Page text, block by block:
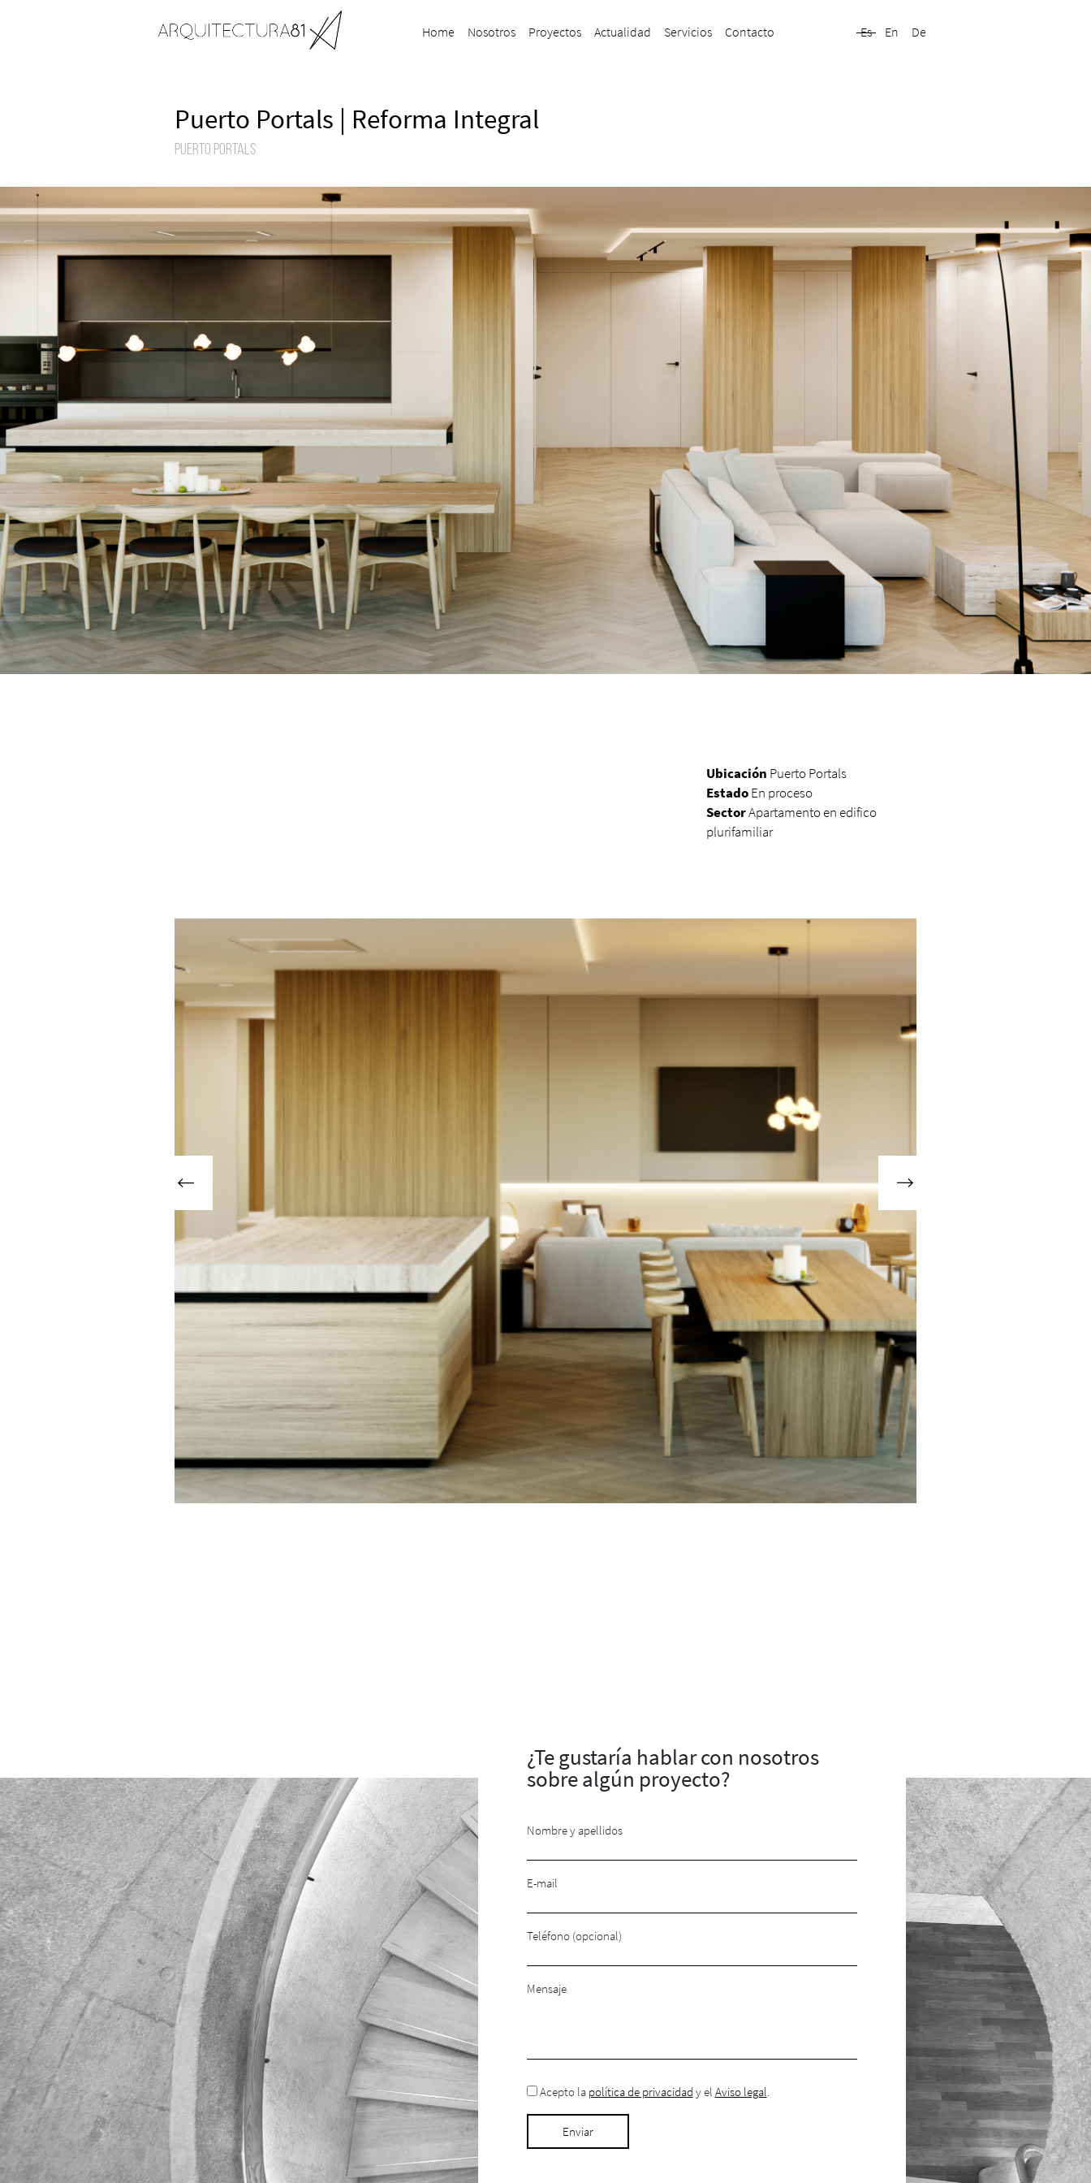
Home Nosotros Proyectos Actualidad Servicios Contacto Es En De
Puerto Portals | Reforma Integral
Puerto Portals
Ubicación Puerto Portals
EstadoEn proceso
SectorApartamento en edifico
plurifamiliar
¿Te gustaría hablar con nosotros
sobre algún proyecto?
Nombre y apellidos
E-mail
Teléfono (opcional)
Mensaje
Acepto la política de privacidad y el Aviso legal.